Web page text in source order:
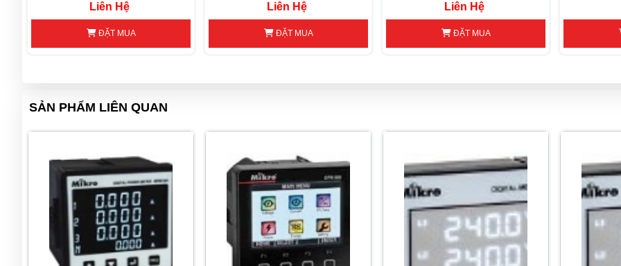
Liên Hệ
ĐẶT MUA
Liên Hệ
ĐẶT MUA
Liên Hệ
ĐẶT MUA
SẢN PHẨM LIÊN QUAN